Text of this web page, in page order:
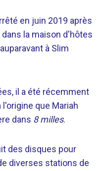
en juin 2019 après
la maison d'hôtes
à Slim
il a été récemment
que Mariah
dans 8 milles.
des disques pour
diverses stations de